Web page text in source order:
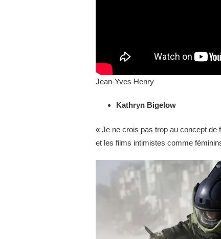
Jean-Yves Henry
Kathryn Bigelow
« Je ne crois pas trop au concept de
et les films intimistes comme